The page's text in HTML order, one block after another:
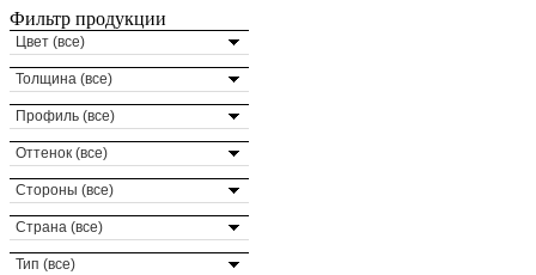
Фильтр продукции
Цвет (все)
Толщина (все)
Профиль (все)
Оттенок (все)
Стороны (все)
Страна (все)
Тип (все)